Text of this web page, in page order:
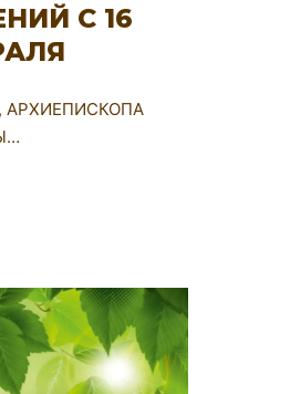
С 16
АРХИЕПИСКОПА